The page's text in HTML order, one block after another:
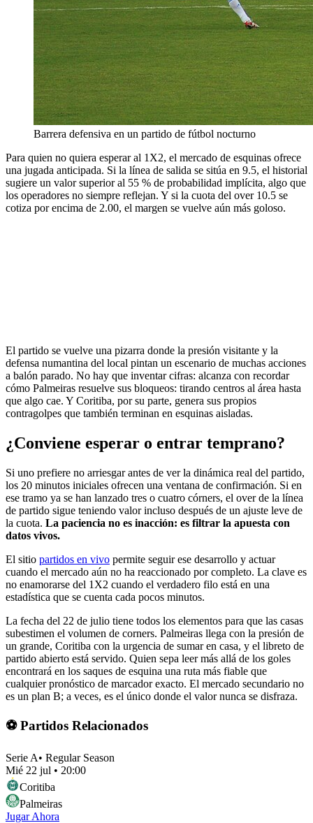
Barrera defensiva en un partido de fútbol nocturno
Para quien no quiera esperar al 1X2, el mercado de esquinas ofrece
una jugada anticipada. Si la línea de salida se sitúa en 9.5, el historial
sugiere un valor superior al 55 % de probabilidad implícita, algo que
los operadores no siempre reflejan. Y si la cuota del over 10.5 se
cotiza por encima de 2.00, el margen se vuelve aún más goloso.
El partido se vuelve una pizarra donde la presión visitante y la
defensa numantina del local pintan un escenario de muchas acciones
a balón parado. No hay que inventar cifras: alcanza con recordar
cómo Palmeiras resuelve sus bloqueos: tirando centros al área hasta
que algo cae. Y Coritiba, por su parte, genera sus propios
contragolpes que también terminan en esquinas aisladas.
¿Conviene esperar o entrar temprano?
Si uno prefiere no arriesgar antes de ver la dinámica real del partido,
los 20 minutos iniciales ofrecen una ventana de confirmación. Si en
ese tramo ya se han lanzado tres o cuatro córners, el over de la línea
de partido sigue teniendo valor incluso después de un ajuste leve de
la cuota. La paciencia no es inacción: es filtrar la apuesta con
datos vivos.
El sitio partidos en vivo permite seguir ese desarrollo y actuar
cuando el mercado aún no ha reaccionado por completo. La clave es
no enamorarse del 1X2 cuando el verdadero filo está en una
estadística que se cuenta cada pocos minutos.
La fecha del 22 de julio tiene todos los elementos para que las casas
subestimen el volumen de corners. Palmeiras llega con la presión de
un grande, Coritiba con la urgencia de sumar en casa, y el libreto de
partido abierto está servido. Quien sepa leer más allá de los goles
encontrará en los saques de esquina una ruta más fiable que
cualquier pronóstico de marcador exacto. El mercado secundario no
es un plan B; a veces, es el único donde el valor nunca se disfraza.
⚽ Partidos Relacionados
Serie A• Regular Season
Mié 22 jul • 20:00
Coritiba
Palmeiras
Jugar Ahora